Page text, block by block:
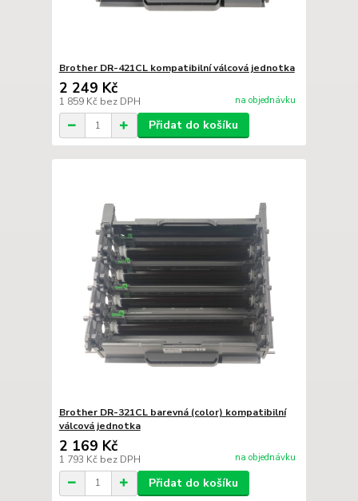
Brother DR-421CL kompatibilní válcová jednotka
2 249 Kč
1 859 Kč bez DPH na objednávku
Přidat do košíku
Brother DR-321CL barevná (color) kompatibilní
válcová jednotka
2 169 Kč
1 793 Kč bez DPH na objednávku
Přidat do košíku